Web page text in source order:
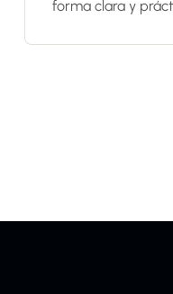
forma clara y